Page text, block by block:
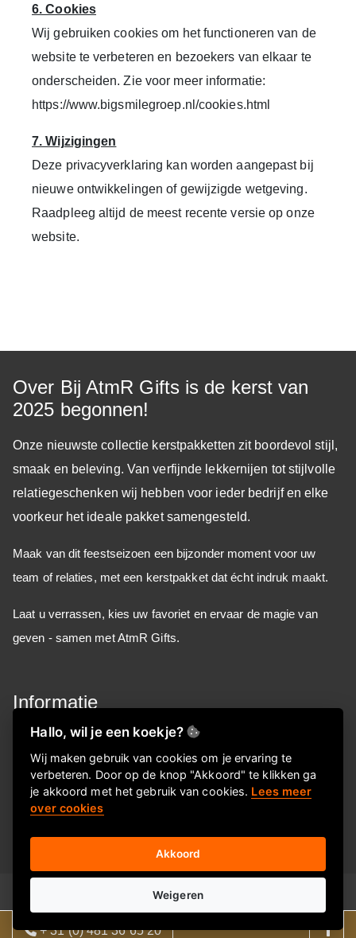
6. Cookies
Wij gebruiken cookies om het functioneren van de
website te verbeteren en bezoekers van elkaar te
onderscheiden. Zie voor meer informatie:
https://www.bigsmilegroep.nl/cookies.html
7. Wijzigingen
Deze privacyverklaring kan worden aangepast bij
nieuwe ontwikkelingen of gewijzigde wetgeving.
Raadpleeg altijd de meest recente versie op onze
website.
Over Bij AtmR Gifts is de kerst van
2025 begonnen!
Onze nieuwste collectie kerstpakketten zit boordevol stijl,
smaak en beleving. Van verfijnde lekkernijen tot stijlvolle
relatiegeschenken wij hebben voor ieder bedrijf en elke
voorkeur het ideale pakket samengesteld.
Maak van dit feestseizoen een bijzonder moment voor uw
team of relaties, met een kerstpakket dat écht indruk maakt.
Laat u verrassen, kies uw favoriet en ervaar de magie van
geven - samen met AtmR Gifts.
Informatie
Over ons
FAQ
Privacyverklaring
Contactgegevens
+ 31 (0) 481 36 65 20
Hallo, wil je een koekje?
Wij maken gebruik van cookies om je ervaring te
verbeteren. Door op de knop "Akkoord" te klikken ga
je akkoord met het gebruik van cookies. Lees meer
over cookies
Akkoord
Weigeren